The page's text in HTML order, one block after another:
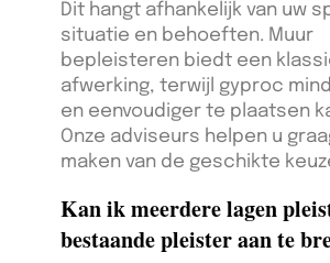
Dit hangt afhankelijk van uw
situatie en behoeften. Muur
bepleisteren biedt een
afwerking, terwijl gyproc
en eenvoudiger te plaatsen
Onze adviseurs helpen u
maken van de geschikte
Kan ik meerdere lagen
bestaande pleister aan te